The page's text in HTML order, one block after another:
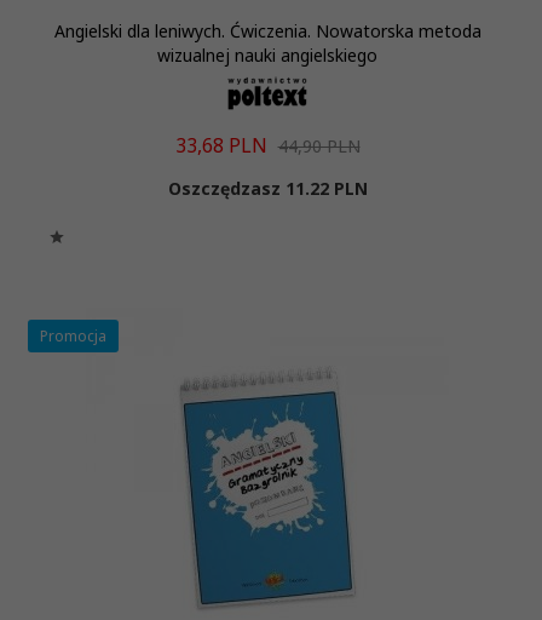
Angielski dla leniwych. Ćwiczenia. Nowatorska metoda
wizualnej nauki angielskiego
33,68 PLN 44,90 PLN
Oszczędzasz 11.22 PLN
Promocja